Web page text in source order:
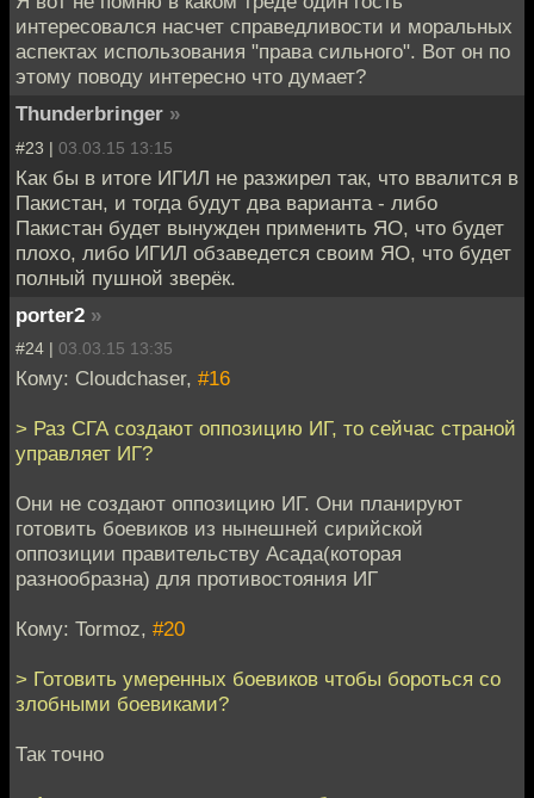
интересовался насчет справедливости и моральных
аспектах использования "права сильного". Вот он по
этому поводу интересно что думает?
Thunderbringer »
#23 | 03.03.15 13:15
Как бы в итоге ИГИЛ не разжирел так, что ввалится в
Пакистан, и тогда будут два варианта - либо
Пакистан будет вынужден применить ЯО, что будет
плохо, либо ИГИЛ обзаведется своим ЯО, что будет
полный пушной зверёк.
porter2 »
#24 | 03.03.15 13:35
Кому: Cloudchaser, #16
> Раз СГА создают оппозицию ИГ, то сейчас страной
управляет ИГ?
Они не создают оппозицию ИГ. Они планируют
готовить боевиков из нынешней сирийской
оппозиции правительству Асада(которая
разнообразна) для противостояния ИГ
Кому: Tormoz, #20
> Готовить умеренных боевиков чтобы бороться со
злобными боевиками?
Так точно